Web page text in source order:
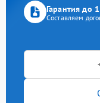
Гарантия до
Составляем